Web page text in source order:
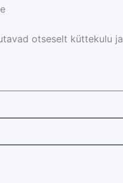
otseselt küttekulu